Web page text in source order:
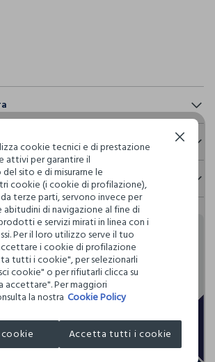
MASSIMA 30°C - PROCEDURA NORMALE
A SECCO
IN ASCIUGA BIANCHERIA A TAMBURO
MASSIMA DELLA PIASTRA DEL FERRO
articoli viene sottoposto a test chimico-
il rispetto dei limiti che abbiamo
di sostanze chimiche, talvolta anche più
a quelli previsti dalla normativa
i dettagli
dalla consegna del tuo ordine online per
i prodotti che hai acquistato.
i tuoi
Club sono le carte fedeltà che
ti aspettano vantaggi, promozioni e
solo per te tutto l'anno!
cookie tecnici e di prestazione
attivi per garantire il
sito e di misurarne le
cookie (i cookie di profilazione),
terze parti, servono invece per
di navigazione al fine di
e servizi mirati in linea con i
Per il loro utilizzo serve il tuo
i cookie di profilazione
tutti i cookie", per selezionarli
cookie" o per rifiutarli clicca su
accettare". Per maggiori
la nostra Cookie Policy
Accetta tutti i cookie
Continua senza accettare